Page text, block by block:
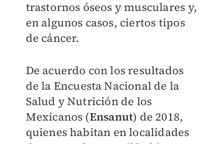
trastornos óseos y musculares y,
en algunos casos, ciertos tipos
de cáncer.
De acuerdo con los resultados
de la Encuesta Nacional de la
Salud y Nutrición de los
Mexicanos (Ensanut) de 2018,
quienes habitan en localidades